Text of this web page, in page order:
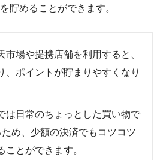
貯めることができます。
市場や提携店舗を利用すると、
、ポイントが貯まりやすくなり
は日常のちょっとした買い物で
め、少額の決済でもコツコツ
ことができます。